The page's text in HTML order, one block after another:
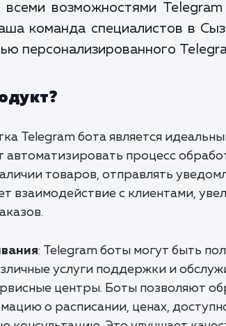
всеми возможностями
команда специалистов в
персонализированного
Telegram бота является
процесс
товаров, отправлять
взаимодействие с клиентами,
: Telegram боты могут быть
услуги поддержки и
центры. Боты позволяют
о расписании, ценах,